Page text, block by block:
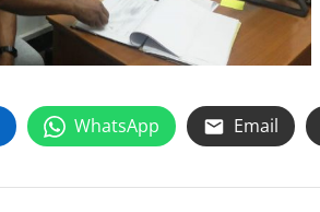
WhatsApp Email